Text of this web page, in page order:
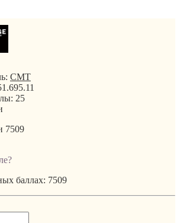
CMT
25
7509
баллах: 7509